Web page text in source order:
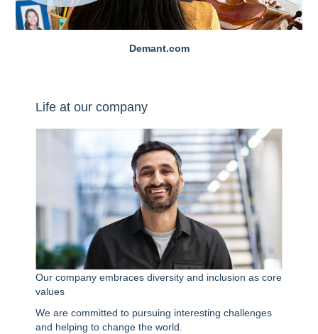
Demant.com
Life at our company
Our company embraces diversity and inclusion as core
values
We are committed to pursuing interesting challenges
and helping to change the world.